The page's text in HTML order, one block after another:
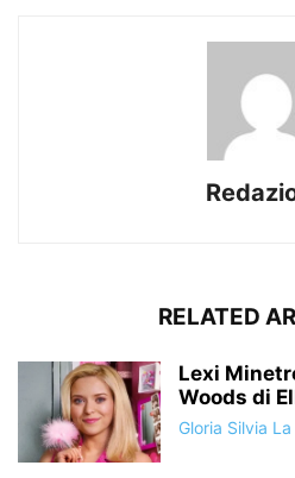
RELATED
Lexi
Woods di
Gloria Silvia